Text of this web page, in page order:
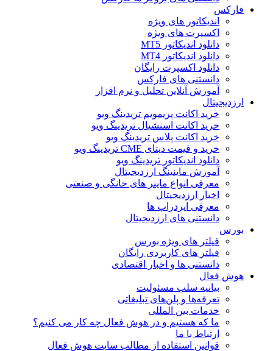
فارکس
اندیکاتور های ویژه
اکسپرت های ویژه
دانلود اندیکاتور MT5
دانلود اندیکاتور MT4
دانلود اکسپرت رایگان
دانستنی های فارکس
آموزش آنلاین تحلیل و نرم افزار
ارزدیجیتال
خرید اکانت پریمویم تریدینگ ویو
خرید اکانت اسنشیال تریدینگ ویو
خرید اکانت پلاس تریدینگ ویو
خرید و قیمت دیتای CME تریدینگ ویو
دانلود اندیکاتور تریدینگ ویو
آموزش ماینینگ ارزدیجیتال
معرفی انواع ماینر های خانگی و صنعتی
اخبار ارزدیجیتال
معرفی ایردراپ ها
دانستنی های ارزدیجیتال
بورس
فیلتر های ویژه بورس
فیلتر های کاربردی رایگان
دانستنی ها و اخبار اقتصادی
هوش فعال
بیانیه سلب مسئولیت
تعرفه‌ها و پلن‌های تبلیغاتی
خدمات بین المللی
ما که هستیم و در هوش فعال چه کار می کنیم؟
ارتباط با ما
قوانین استفاده از مطالب سایت هوش فعال